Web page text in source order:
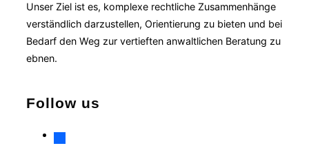
Unser Ziel ist es, komplexe rechtliche Zusammenhänge
verständlich darzustellen, Orientierung zu bieten und bei
Bedarf den Weg zur vertieften anwaltlichen Beratung zu
ebnen.
Follow us
facebook